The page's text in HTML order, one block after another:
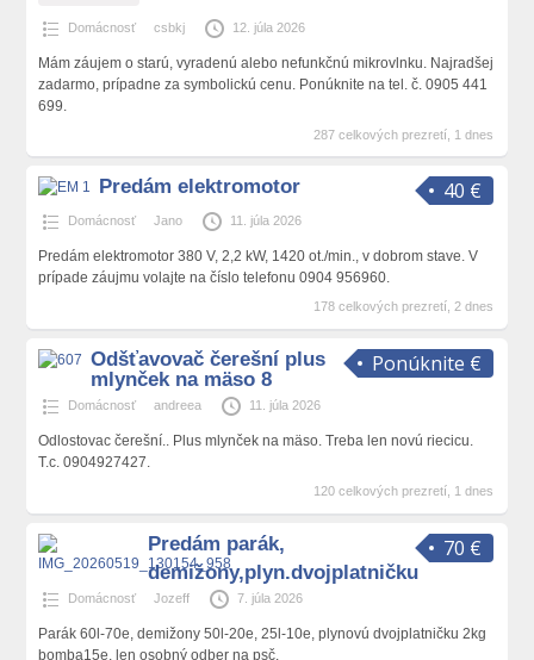
Domácnosť csbkj 12. júla 2026
Mám záujem o starú, vyradenú alebo nefunkčnú mikrovlnku. Najradšej
zadarmo, prípadne za symbolickú cenu. Ponúknite na tel. č. 0905 441
699.
287 celkových prezretí, 1 dnes
40 €
Predám elektromotor
Domácnosť Jano 11. júla 2026
Predám elektromotor 380 V, 2,2 kW, 1420 ot./min., v dobrom stave. V
prípade záujmu volajte na číslo telefonu 0904 956960.
178 celkových prezretí, 2 dnes
Ponúknite €
Odšťavovač čerešní plus
mlynček na mäso 8
Domácnosť andreea 11. júla 2026
Odlostovac čerešní.. Plus mlynček na mäso. Treba len novú riecicu.
T.c. 0904927427.
120 celkových prezretí, 1 dnes
70 €
Predám parák,
demižony,plyn.dvojplatničku
Domácnosť Jozeff 7. júla 2026
Parák 60l-70e, demižony 50l-20e, 25l-10e, plynovú dvojplatničku 2kg
bomba15e, len osobný odber na psč.